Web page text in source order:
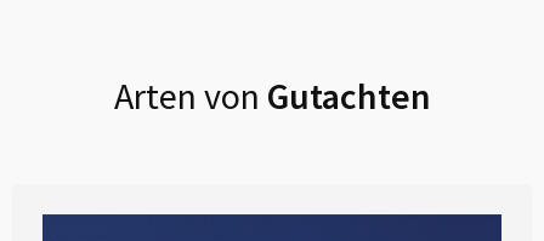
Arten von Gutachten